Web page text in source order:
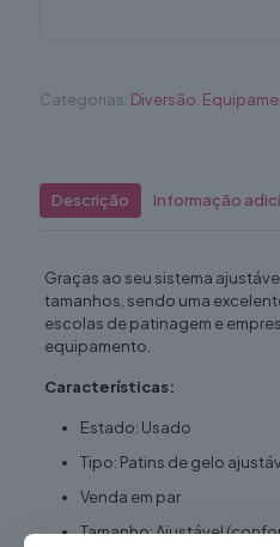
Categorias: Diversão,
Descrição Informação
Graças ao seu sistema
tamanhos, sendo uma
escolas de patinagem e
equipamento.
Características:
Estado: Usado
Tipo: Patins de gelo
Venda em par
Tamanho: Ajustável